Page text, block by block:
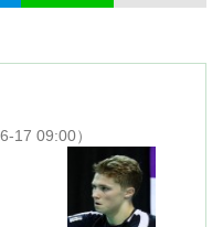
17 09:00）